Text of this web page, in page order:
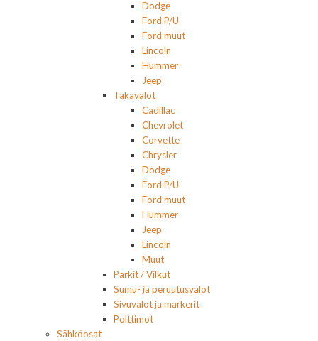
Dodge
Ford P/U
Ford muut
Lincoln
Hummer
Jeep
Takavalot
Cadillac
Chevrolet
Corvette
Chrysler
Dodge
Ford P/U
Ford muut
Hummer
Jeep
Lincoln
Muut
Parkit / Vilkut
Sumu- ja peruutusvalot
Sivuvalot ja markerit
Polttimot
Sähköosat